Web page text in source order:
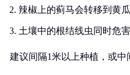
辣椒上的蓟马会转移到黄
土壤中的根结线虫同时危
建议间隔1米以上种植，或中